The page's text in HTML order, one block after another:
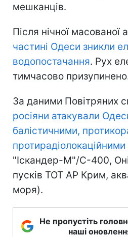
мешканців.
Після нічної масованої
частині Одеси зникли
водопостачання. Рух
тимчасово
За даними Повітряних
росіяни атакували
балістичними,
"Іскандер-М"/С-400,
пусків ТОТ АР Крим,
моря).
Не пропустіть
наші